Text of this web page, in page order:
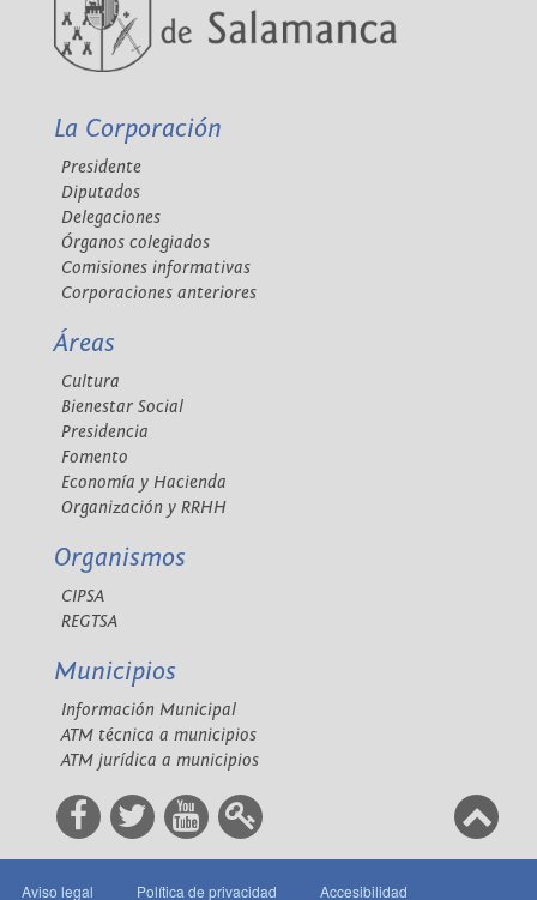
La Corporación
Presidente
Diputados
Delegaciones
Órganos colegiados
Comisiones informativas
Corporaciones anteriores
Áreas
Cultura
Bienestar Social
Presidencia
Fomento
Economía y Hacienda
Organización y RRHH
Organismos
CIPSA
REGTSA
Municipios
Información Municipal
ATM técnica a municipios
ATM jurídica a municipios
Aviso legal Política de privacidad Accesibilidad